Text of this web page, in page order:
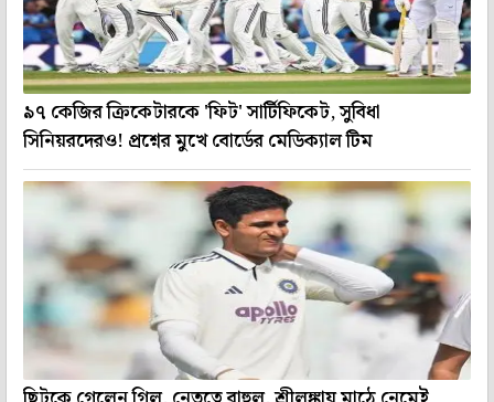
৯৭ কেজির ক্রিকেটারকে 'ফিট' সার্টিফিকেট, সুবিধা
সিনিয়রদেরও! প্রশ্নের মুখে বোর্ডের মেডিক্যাল টিম